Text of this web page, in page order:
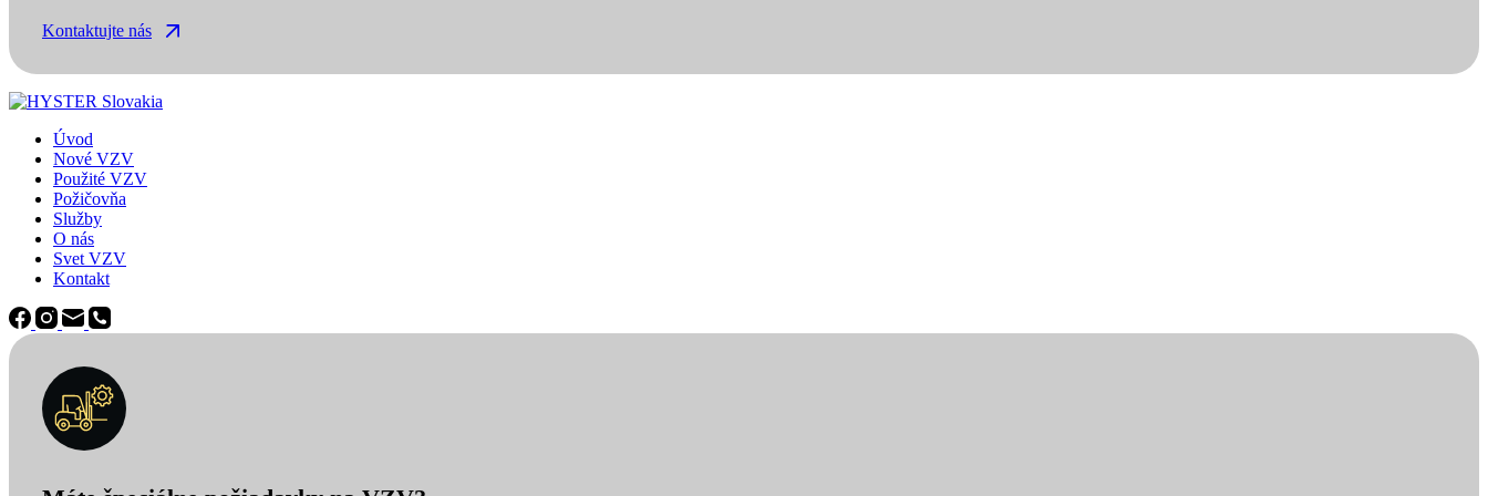
Kontaktujte nás
Úvod
Nové VZV
Použité VZV
Požičovňa
Služby
O nás
Svet VZV
Kontakt